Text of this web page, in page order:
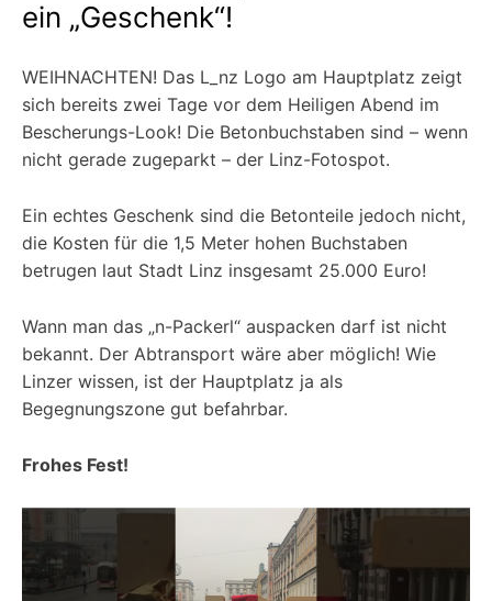
ein „Geschenk“!
WEIHNACHTEN! Das L_nz Logo am Hauptplatz zeigt
sich bereits zwei Tage vor dem Heiligen Abend im
Bescherungs-Look! Die Betonbuchstaben sind – wenn
nicht gerade zugeparkt – der Linz-Fotospot.
Ein echtes Geschenk sind die Betonteile jedoch nicht,
die Kosten für die 1,5 Meter hohen Buchstaben
betrugen laut Stadt Linz insgesamt 25.000 Euro!
Wann man das „n-Packerl“ auspacken darf ist nicht
bekannt. Der Abtransport wäre aber möglich! Wie
Linzer wissen, ist der Hauptplatz ja als
Begegnungszone gut befahrbar.
Frohes Fest!